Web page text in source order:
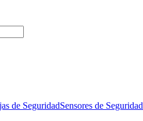
de SeguridadSensores de Seguridad